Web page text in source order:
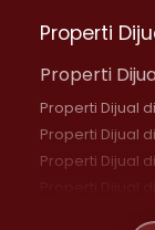
Properti
Properti
Properti Dijual
Properti Dijual
Properti Dijual